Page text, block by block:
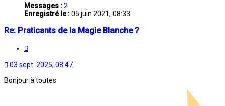
Messages :2
Enregistré le :05 juin 2021, 08:33
Re: Praticants de la Magie Blanche ?
03 sept. 2025, 08:47
Bonjour à toutes